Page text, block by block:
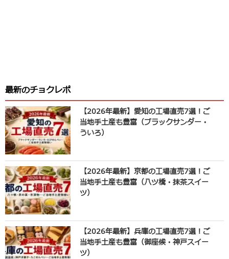
最新のチョクレポ
【2026年最新】愛知の工場直売7選！ご
当地手土産も豊富（ブラックサンダー・
ういろ）
【2026年最新】京都の工場直売7選！ご
当地手土産も豊富（八ツ橋・抹茶スイー
ツ）
【2026年最新】兵庫の工場直売7選！ご
当地手土産も豊富（御座候・神戸スイー
ツ）